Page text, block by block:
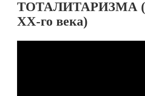
ТОТАЛИТАРИЗМА
XX-го века)